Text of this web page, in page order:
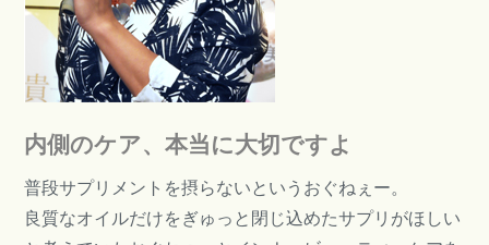
内側のケア、本当に大切ですよ
普段サプリメントを摂らないというおぐねぇー。
良質なオイルだけをぎゅっと閉じ込めたサプリがほしい